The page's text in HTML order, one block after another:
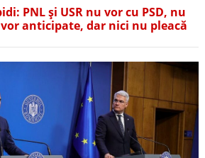
PNL și USR nu vor cu PSD, nu
anticipate, dar nici nu pleacă